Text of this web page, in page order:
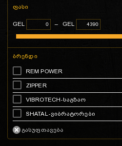
ფასი
GEL – GEL
ბრენდი
REM POWER
ZIPPER
VIBROTECH-საგზაო
SHATAL-ვიბრატორები